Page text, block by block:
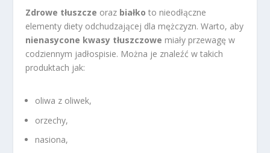
Zdrowe tłuszcze oraz białko to nieodłączne
elementy diety odchudzającej dla mężczyzn. Warto, aby
nienasycone kwasy tłuszczowe miały przewagę w
codziennym jadłospisie. Można je znaleźć w takich
produktach jak:
oliwa z oliwek,
orzechy,
nasiona,